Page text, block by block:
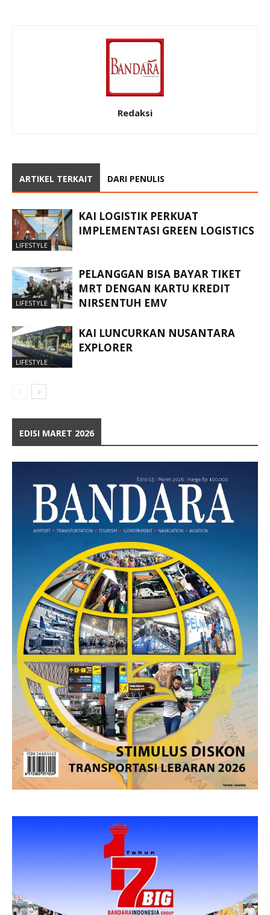
Redaksi
ARTIKEL TERKAIT DARI PENULIS
LIFESTYLE
KAI LOGISTIK PERKUAT
IMPLEMENTASI GREEN LOGISTICS
LIFESTYLE
PELANGGAN BISA BAYAR TIKET
MRT DENGAN KARTU KREDIT
NIRSENTUH EMV
LIFESTYLE
KAI LUNCURKAN NUSANTARA
EXPLORER
EDISI MARET 2026